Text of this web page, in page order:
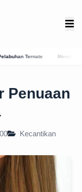
Presensi Online
Penuaan
Kecantikan